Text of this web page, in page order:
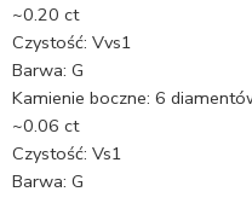
~0.20 ct
Czystość: Vvs1
Barwa: G
Kamienie boczne: 6
~0.06 ct
Czystość: Vs1
Barwa: G